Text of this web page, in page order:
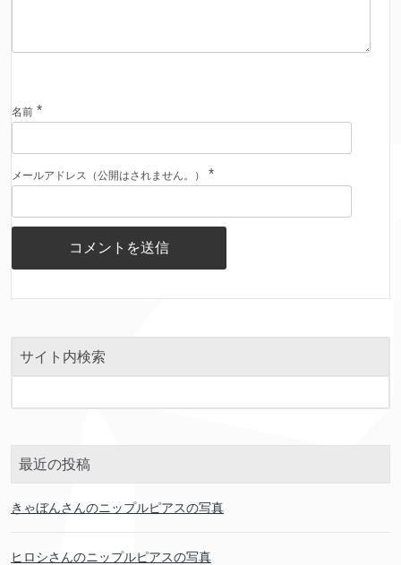
名前 *
メールアドレス（公開はされません。） *
サイト内検索
最近の投稿
きゃぼんさんのニップルピアスの写真
ヒロシさんのニップルピアスの写真